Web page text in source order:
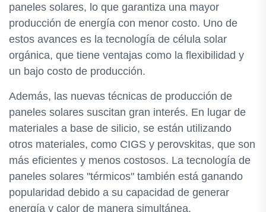
paneles solares, lo que garantiza una mayor
producción de energía con menor costo. Uno de
estos avances es la tecnología de célula solar
orgánica, que tiene ventajas como la flexibilidad y
un bajo costo de producción.
Además, las nuevas técnicas de producción de
paneles solares suscitan gran interés. En lugar de
materiales a base de silicio, se están utilizando
otros materiales, como CIGS y perovskitas, que son
más eficientes y menos costosos. La tecnología de
paneles solares "térmicos" también está ganando
popularidad debido a su capacidad de generar
energía y calor de manera simultánea.